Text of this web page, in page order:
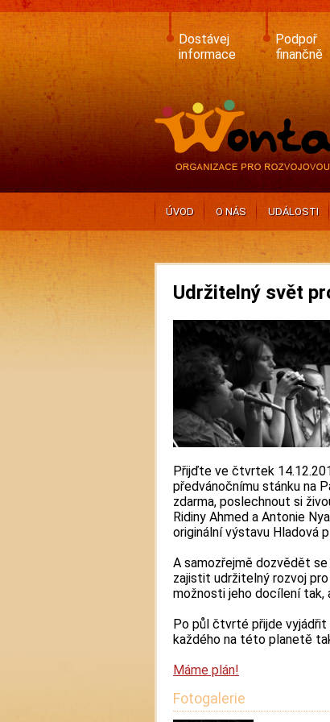
Skip
to
content
Dostávej
informace
Podpoř
finančně
ÚVOD O NÁS UDÁLOSTI
Udržitelný svět
Přijďte ve čtvrtek
předvánočnímu stánku na
zdarma, poslechnout si
Ridiny Ahmed a Antonie
originální výstavu Hladová
A samozřejmě dozvědět
zajistit udržitelný rozvoj
možnosti jeho docílení tak,
Po půl čtvrté přijde vyjádřit
každého na této planetě
Máme plán!
Fotogalerie